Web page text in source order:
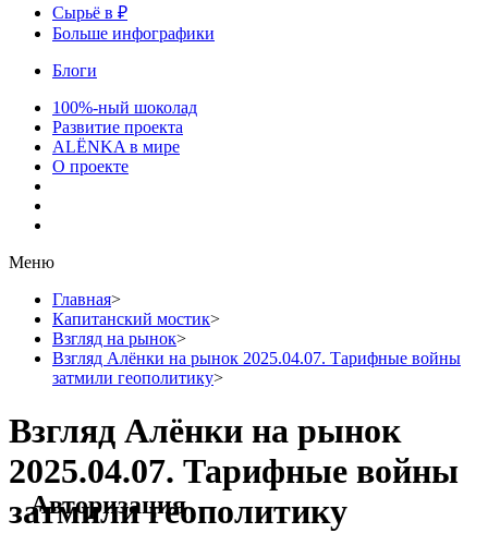
Сырьё в ₽
Больше инфографики
Блоги
100%-ный шоколад
Развитие проекта
ALЁNKA в мире
О проекте
Меню
Главная>
Капитанский мостик>
Взгляд на рынок>
Взгляд Алёнки на рынок 2025.04.07. Тарифные войны
затмили геополитику>
Взгляд Алёнки на рынок
2025.04.07. Тарифные войны
затмили геополитику
Авторизация